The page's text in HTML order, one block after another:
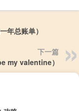
年总账单）
下一篇
my valentine）